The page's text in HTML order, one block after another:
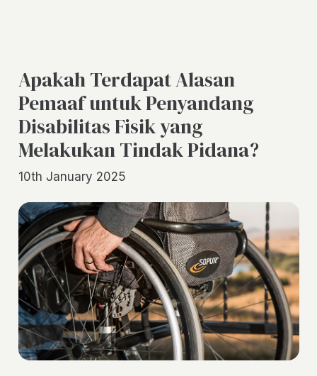
Apakah Terdapat Alasan
Pemaaf untuk Penyandang
Disabilitas Fisik yang
Melakukan Tindak Pidana?
10th January 2025